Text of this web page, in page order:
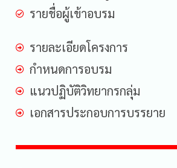
รายชื่อผู้เข้าอบรม
รายละเอียดโครงการ
กำหนดการอบรม
แนวปฏิบัติวิทยากรกลุ่ม
เอกสารประกอบการบรรยาย